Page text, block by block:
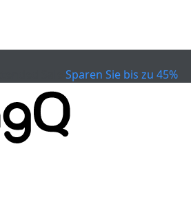
Sparen Sie bis zu 45%